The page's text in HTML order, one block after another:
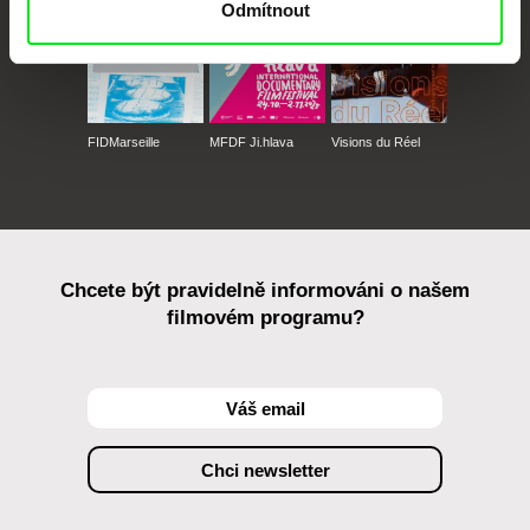
Odmítnout
FIDMarseille MFDF Ji.hlava Visions du Réel
Chcete být pravidelně informováni o našem
filmovém programu?